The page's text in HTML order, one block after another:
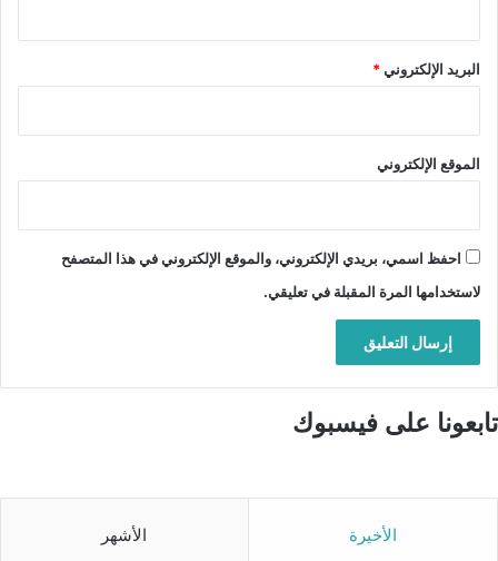
البريد الإلكتروني*
الموقع الإلكتروني
احفظ اسمي، بريدي الإلكتروني، والموقع الإلكتروني في هذا المتصفح
لاستخدامها المرة المقبلة في تعليقي.
تابعونا على فيسبوك
الأخيرة الأشهر